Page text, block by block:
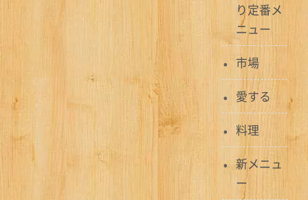
ン
り定番メ
ニュー
市場
愛する
料理
新メニュ
ー